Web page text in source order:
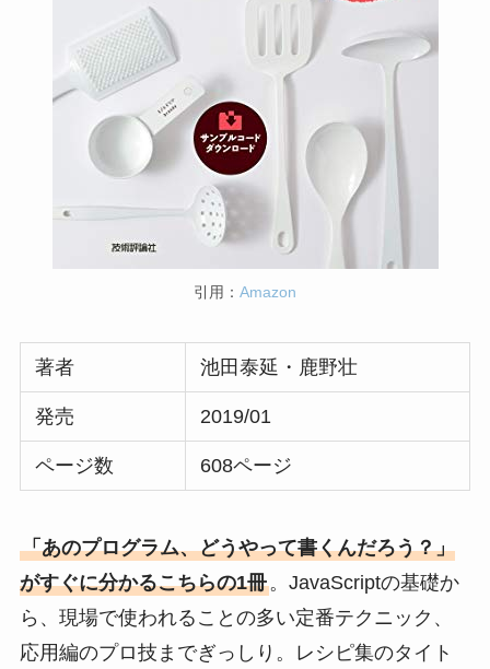
引用： Amazon
著者 池田泰延・鹿野壮
発売 2019/01
ページ数 608ページ
「あのプログラム、どうやって書くんだろう？」
がすぐに分かるこちらの1冊。JavaScriptの基礎か
ら、現場で使われることの多い定番テクニック、
応用編のプロ技までぎっしり。レシピ集のタイト